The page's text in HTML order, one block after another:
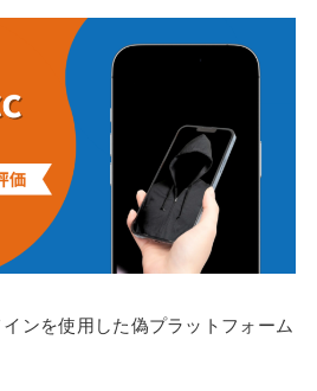
インを使用した偽プラットフォーム